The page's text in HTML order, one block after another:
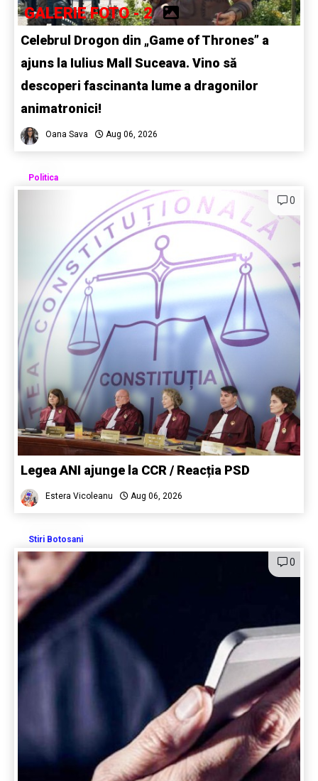
GALERIE FOTO - 2
Celebrul Drogon din „Game of Thrones” a
ajuns la Iulius Mall Suceava. Vino să
descoperi fascinanta lume a dragonilor
animatronici!
Oana Sava Aug 06, 2026
Politica
0
Legea ANI ajunge la CCR / Reacția PSD
Estera Vicoleanu Aug 06, 2026
Stiri Botosani
0